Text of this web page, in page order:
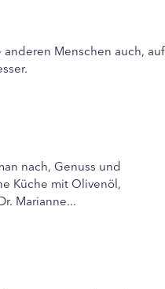
Menschen auch, auf
nach, Genuss und
Küche mit Olivenöl,
Marianne...